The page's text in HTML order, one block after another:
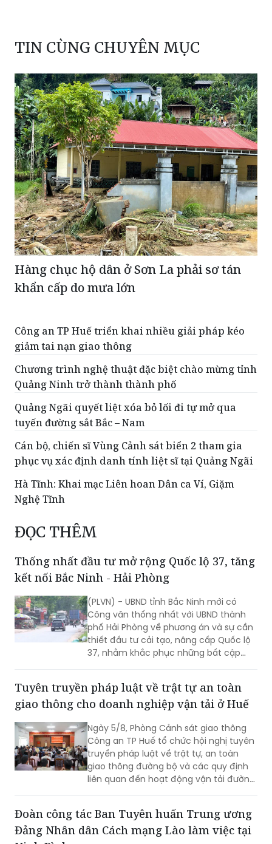
TIN CÙNG CHUYÊN MỤC
Hàng chục hộ dân ở Sơn La phải sơ tán
khẩn cấp do mưa lớn
Công an TP Huế triển khai nhiều giải pháp kéo
giảm tai nạn giao thông
Chương trình nghệ thuật đặc biệt chào mừng tỉnh
Quảng Ninh trở thành thành phố
Quảng Ngãi quyết liệt xóa bỏ lối đi tự mở qua
tuyến đường sắt Bắc – Nam
Cán bộ, chiến sĩ Vùng Cảnh sát biển 2 tham gia
phục vụ xác định danh tính liệt sĩ tại Quảng Ngãi
Hà Tĩnh: Khai mạc Liên hoan Dân ca Ví, Giặm
Nghệ Tĩnh
ĐỌC THÊM
Thống nhất đầu tư mở rộng Quốc lộ 37, tăng
kết nối Bắc Ninh - Hải Phòng
(PLVN) - UBND tỉnh Bắc Ninh mới có
Công văn thống nhất với UBND thành
phố Hải Phòng về phương án và sự cần
thiết đầu tư cải tạo, nâng cấp Quốc lộ
37, nhằm khắc phục những bất cập
giữa hai địa phương.
Tuyên truyền pháp luật về trật tự an toàn
giao thông cho doanh nghiệp vận tải ở Huế
Ngày 5/8, Phòng Cảnh sát giao thông
Công an TP Huế tổ chức hội nghị tuyên
truyền pháp luật về trật tự, an toàn
giao thông đường bộ và các quy định
liên quan đến hoạt động vận tải đường
Đoàn công tác Ban Tuyên huấn Trung ương
Đảng Nhân dân Cách mạng Lào làm việc tại